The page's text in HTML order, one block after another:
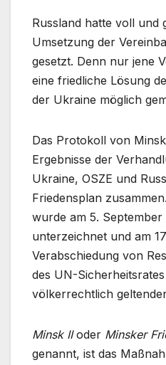
Russland hatte voll und
Umsetzung der
gesetzt. Denn nur jene
eine friedliche Lösung
der Ukraine möglich
Das Protokoll von
Ergebnisse der
Ukraine, OSZE und
Friedensplan
wurde am 5.
unterzeichnet und am
Verabschiedung von
des UN-
völkerrechtlich
Minsk IIoder Minsker
genannt, ist das